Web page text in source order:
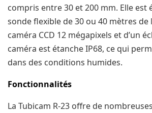
compris entre 30 et 200 mm. Elle est
sonde flexible de 30 ou 40 mètres de
caméra CCD 12 mégapixels et d’un
caméra est étanche IP68, ce qui
dans des conditions humides.
Fonctionnalités
La Tubicam R-23 offre de